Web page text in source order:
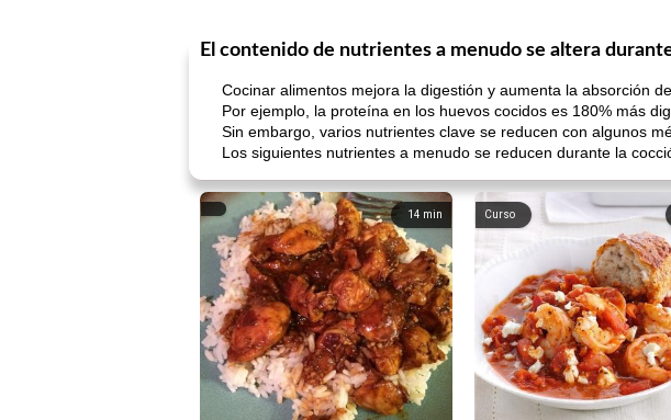
El contenido de nutrientes a menudo se altera
Cocinar alimentos mejora la digestión y aumenta la absorción
Por ejemplo, la proteína en los huevos cocidos es 180% más
Sin embargo, varios nutrientes clave se reducen con algunos
Los siguientes nutrientes a menudo se reducen durante la
14 min Curso